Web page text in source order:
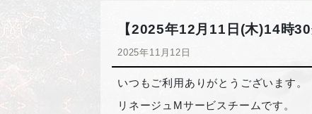
【2025年12月11日(木)14時
2025年11月12日
いつもご利用ありがとうございます。
リネージュMサービスチームです。